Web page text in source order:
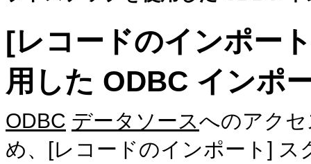
[レコードのインポー
用した ODBC インポ
ODBC データソースへのアク
め、[レコードのインポート]